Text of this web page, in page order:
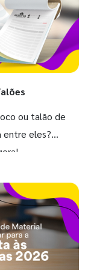
ou talão de
entre eles?